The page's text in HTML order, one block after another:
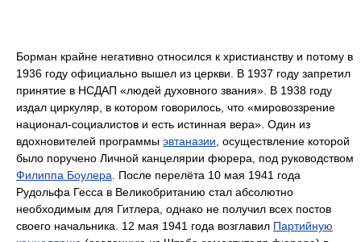
Борман крайне негативно относился к христианству и потому в
1936 году официально вышел из церкви. В 1937 году запретил
принятие в НСДАП «людей духовного звания». В 1938 году
издал циркуляр, в котором говорилось, что «мировоззрение
национал-социалистов и есть истинная вера». Один из
вдохновителей программы эвтаназии , осуществление которой
было поручено Личной канцелярии фюрера, под руководством
Филиппа Боулера . После перелёта 10 мая 1941 года
Рудольфа Гесса в Великобританию стал абсолютно
необходимым для Гитлера, однако не получил всех постов
своего начальника. 12 мая 1941 года возглавил Партийную